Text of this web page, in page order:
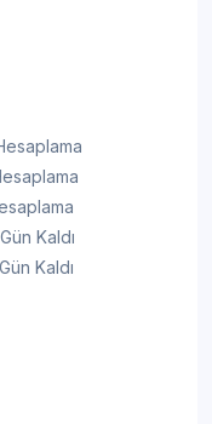
Kaldı
Kaldı